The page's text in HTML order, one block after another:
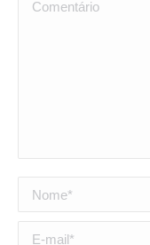
Comentário
Nome *
E-mail *